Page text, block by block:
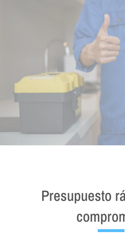
Presupuesto